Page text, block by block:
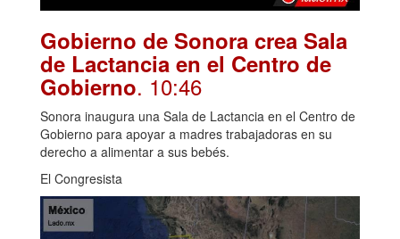
Gobierno de Sonora crea Sala
de Lactancia en el Centro de
Gobierno. 10:46
Sonora inaugura una Sala de Lactancia en el Centro de
Gobierno para apoyar a madres trabajadoras en su
derecho a alimentar a sus bebés.
El Congresista